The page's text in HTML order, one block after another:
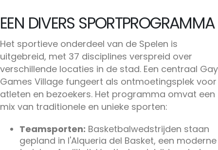
EEN DIVERS SPORTPROGRAMMA
Het sportieve onderdeel van de Spelen is
uitgebreid, met 37 disciplines verspreid over
verschillende locaties in de stad. Een centraal Gay
Games Village fungeert als ontmoetingsplek voor
atleten en bezoekers. Het programma omvat een
mix van traditionele en unieke sporten:
Teamsporten: Basketbalwedstrijden staan
gepland in l'Alqueria del Basket, een moderne